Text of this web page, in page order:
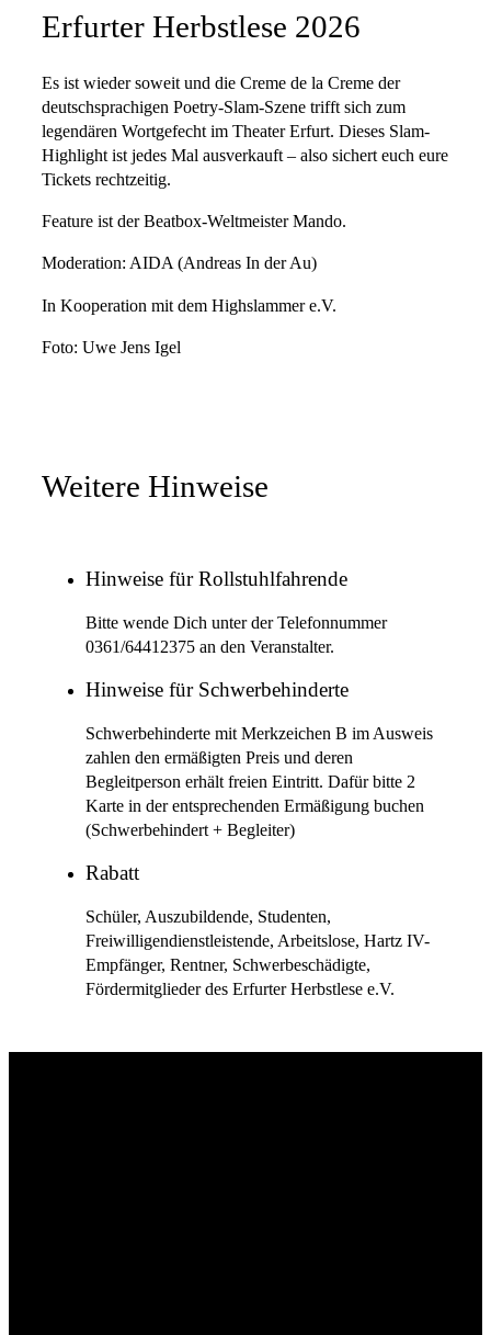
Erfurter Herbstlese 2026
Es ist wieder soweit und die Creme de la Creme der
deutschsprachigen Poetry-Slam-Szene trifft sich zum
legendären Wortgefecht im Theater Erfurt. Dieses Slam-
Highlight ist jedes Mal ausverkauft – also sichert euch eure
Tickets rechtzeitig.
Feature ist der Beatbox-Weltmeister Mando.
Moderation: AIDA (Andreas In der Au)
In Kooperation mit dem Highslammer e.V.
Foto: Uwe Jens Igel
Weitere Hinweise
Hinweise für Rollstuhlfahrende
Bitte wende Dich unter der Telefonnummer
0361/64412375 an den Veranstalter.
Hinweise für Schwerbehinderte
Schwerbehinderte mit Merkzeichen B im Ausweis
zahlen den ermäßigten Preis und deren
Begleitperson erhält freien Eintritt. Dafür bitte 2
Karte in der entsprechenden Ermäßigung buchen
(Schwerbehindert + Begleiter)
Rabatt
Schüler, Auszubildende, Studenten,
Freiwilligendienstleistende, Arbeitslose, Hartz IV-
Empfänger, Rentner, Schwerbeschädigte,
Fördermitglieder des Erfurter Herbstlese e.V.